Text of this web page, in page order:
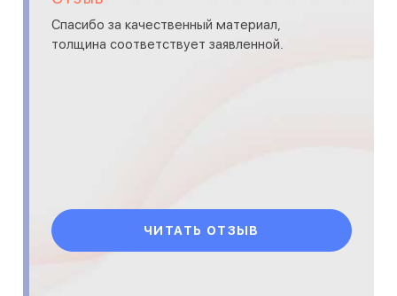
Спасибо за качественный материал,
толщина соответствует заявленной.
ЧИТАТЬ ОТЗЫВ